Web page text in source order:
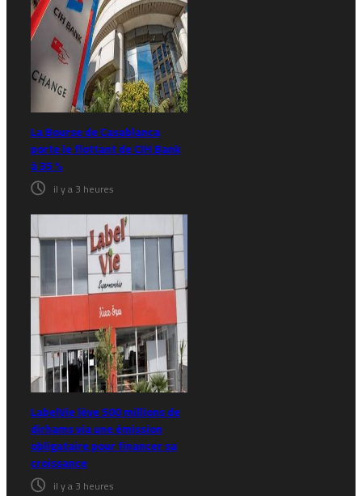
La Bourse de Casablanca
porte le flottant de CIH Bank
à 35 %
il y a 3 heures
LabelVie lève 500 millions de
dirhams via une émission
obligataire pour financer sa
croissance
il y a 3 heures